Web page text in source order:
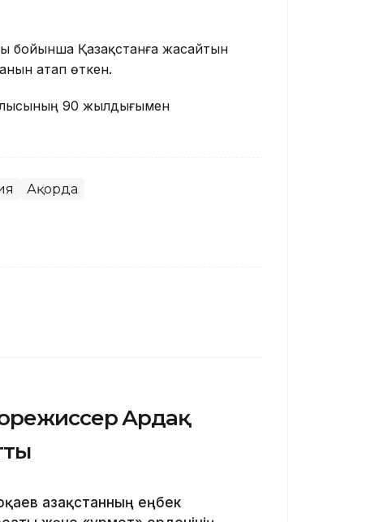
бойынша Қазақстанға жасайтын
атап өткен.
90 жылдығымен
Ақорда
Ардақ
Қазақстанның еңбек